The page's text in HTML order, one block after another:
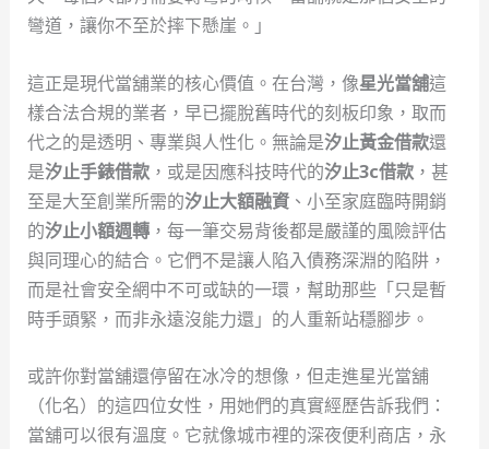
彎道，讓你不至於摔下懸崖。」
這正是現代當舖業的核心價值。在台灣，像星光當舖這
樣合法合規的業者，早已擺脫舊時代的刻板印象，取而
代之的是透明、專業與人性化。無論是汐止黃金借款還
是汐止手錶借款，或是因應科技時代的汐止3c借款，甚
至是大至創業所需的汐止大額融資、小至家庭臨時開銷
的汐止小額週轉，每一筆交易背後都是嚴謹的風險評估
與同理心的結合。它們不是讓人陷入債務深淵的陷阱，
而是社會安全網中不可或缺的一環，幫助那些「只是暫
時手頭緊，而非永遠沒能力還」的人重新站穩腳步。
或許你對當舖還停留在冰冷的想像，但走進星光當舖
（化名）的這四位女性，用她們的真實經歷告訴我們：
當舖可以很有溫度。它就像城市裡的深夜便利商店，永